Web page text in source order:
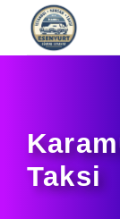
İçeriğe
Taksi